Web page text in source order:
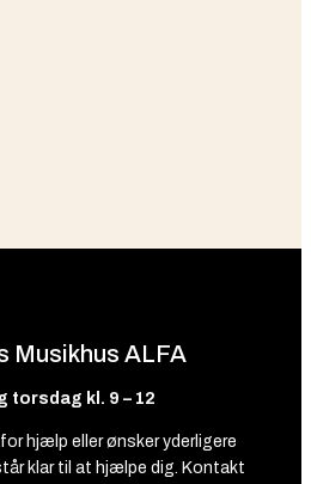
Musikhus ALFA
torsdag kl. 9 – 12
hjælp eller ønsker yderligere
klar til at hjælpe dig. Kontakt